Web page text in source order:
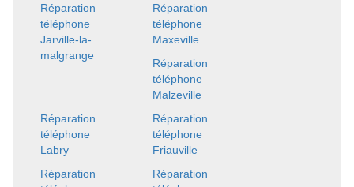
Réparation
téléphone
Jarville-la-
malgrange
Réparation
téléphone
Maxeville
Réparation
téléphone
Malzeville
Réparation
téléphone
Labry
Réparation
téléphone
Friauville
Réparation
Réparation